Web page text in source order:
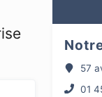
57
01